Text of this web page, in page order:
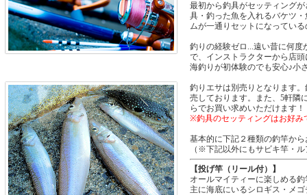
最初から釣具がセッティング
具・釣った魚を入れるバケツ
ムが一通りセットになってい
釣りの経験ゼロ...遠い昔に何
で、インストラクターから店
海釣りが初体験のでも安心♪小
釣りエサは別売りとなります
売しております。また、5軒隣
らでお買い求めいただけます！
※釣具のセッティングはお好み
基本的に下記２種類の釣竿か
（※下記以外にもサビキ竿・
【投げ竿（リール付）】
オールマイティーに楽しめる
主に海底にいるシロギス・メ